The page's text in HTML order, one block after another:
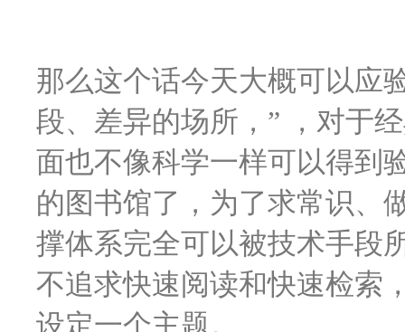
那么这个话今天大概可以应
段、差异的场所，” ，对于
面也不像科学一样可以得到
的图书馆了，为了求常识、
撑体系完全可以被技术手段
不追求快速阅读和快速检索
设定一个主题。